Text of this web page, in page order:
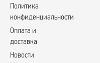
Политика
конфиденциальности
Оплата и
доставка
Новости